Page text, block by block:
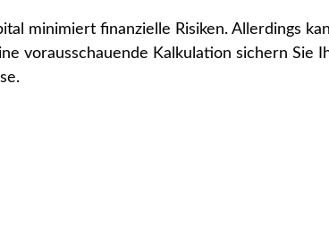
minimiert finanzielle Risiken. Allerdings
vorausschauende Kalkulation sichern Sie